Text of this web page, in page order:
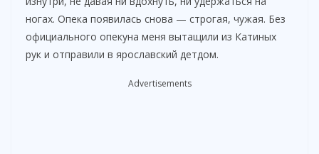
ногах. Опека появилась снова — строгая, чужая. Без
официального опекуна меня вытащили из Катиных
рук и отправили в ярославский детдом.
Advertisements